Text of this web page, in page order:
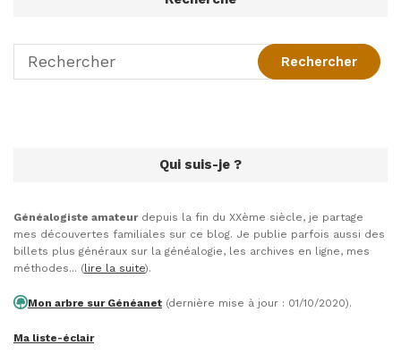
Qui suis-je ?
Généalogiste amateurdepuis la fin du XXème siècle, je partage
mes découvertes familiales sur ce blog. Je publie parfois aussi des
billets plus généraux sur la généalogie, les archives en ligne, mes
méthodes... (lire la suite).
Mon arbre sur Généanet (dernière mise à jour : 01/10/2020).
Ma liste-éclair